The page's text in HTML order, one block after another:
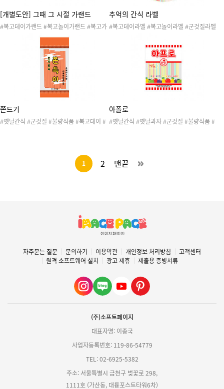
[개별도안] 그때 그 시절 가랜드
#복고데이가랜드 #복고놀이가랜드 #복고가
랜드 #추억놀이 #7080 #뉴트로 #불량식품
가랜드 #군것질가랜드 #추억의간식가랜드 #
옛날과자가랜드 #옛날간식가랜드 #추억의과
자 #추억의문방구놀이
추억의 간식 라벨
#복고데이라벨 #복고놀이라벨 #군것질라벨
로놀이 #레트로데이 #추억놀이 #7080 #추
억의과자 #뉴트로 #추억의간식 #화이트데이
쫀드기
#옛날간식 #군것질 #불량식품 #복고데이 #
아폴로
#옛날간식 #옛날과자 #군것질 #불량식품 #
1 2 맨끝
자주묻는 질문 문의하기 이용약관 개인정보 처리방침
고객센터
원격 소프트웨어 설치
광고 제휴 제출용 증빙서류
(주)소프트페이지
대표자명: 이종국
사업자등록번호: 119-86-54779
TEL: 02-6925-5382
주소: 서울특별시 금천구 벚꽃로 298,
1111호 (가산동, 대륭포스트타워6차)